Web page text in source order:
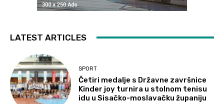
LATEST ARTICLES
SPORT
Četiri medalje s Državne završnice
Kinder joy turnira u stolnom tenisu
idu u Sisačko-moslavačku županiju